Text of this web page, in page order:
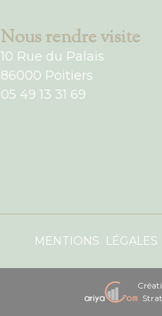
Nous rendre visite
10 Rue du Palais
86000 Poitiers
05 49 13 31 69
MENTIONS LÉGALES